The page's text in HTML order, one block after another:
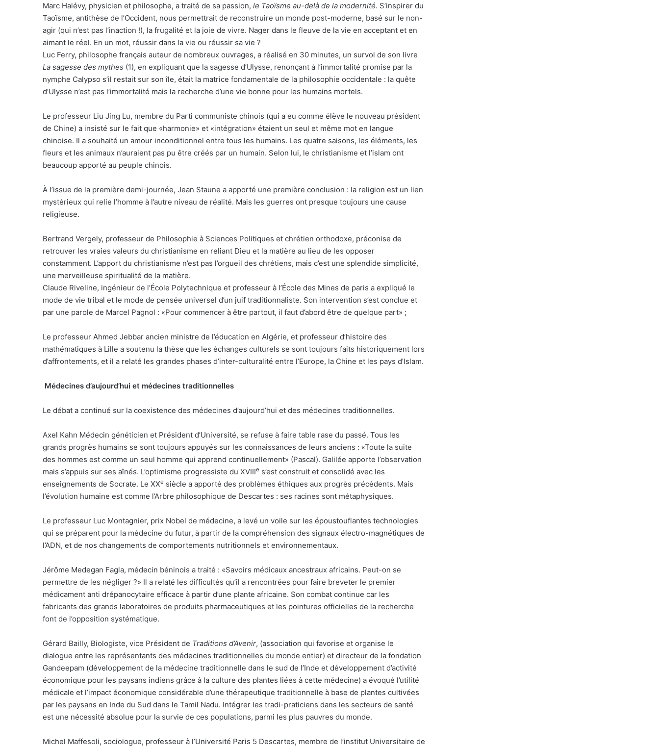
Marc Halévy, physicien et philosophe, a traité de sa passion, le Taoïsme au-delà de la modernité. S’inspirer du
Taoïsme, antithèse de l’Occident, nous permettrait de reconstruire un monde post-moderne, basé sur le non-
agir (qui n’est pas l’inaction !), la frugalité et la joie de vivre. Nager dans le fleuve de la vie en acceptant et en
aimant le réel. En un mot, réussir dans la vie ou réussir sa vie ?
Luc Ferry, philosophe français auteur de nombreux ouvrages, a réalisé en 30 minutes, un survol de son livre
La sagesse des mythes (1), en expliquant que la sagesse d’Ulysse, renonçant à l’immortalité promise par la
nymphe Calypso s’il restait sur son île, était la matrice fondamentale de la philosophie occidentale : la quête
d’Ulysse n’est pas l’immortalité mais la recherche d’une vie bonne pour les humains mortels.
Le professeur Liu Jing Lu, membre du Parti communiste chinois (qui a eu comme élève le nouveau président
de Chine) a insisté sur le fait que «harmonie» et «intégration» étaient un seul et même mot en langue
chinoise. Il a souhaité un amour inconditionnel entre tous les humains. Les quatre saisons, les éléments, les
fleurs et les animaux n’auraient pas pu être créés par un humain. Selon lui, le christianisme et l’islam ont
beaucoup apporté au peuple chinois.
À l’issue de la première demi-journée, Jean Staune a apporté une première conclusion : la religion est un lien
mystérieux qui relie l’homme à l’autre niveau de réalité. Mais les guerres ont presque toujours une cause
religieuse.
Bertrand Vergely, professeur de Philosophie à Sciences Politiques et chrétien orthodoxe, préconise de
retrouver les vraies valeurs du christianisme en reliant Dieu et la matière au lieu de les opposer
constamment. L’apport du christianisme n’est pas l’orgueil des chrétiens, mais c’est une splendide simplicité,
une merveilleuse spiritualité de la matière.
Claude Riveline, ingénieur de l’École Polytechnique et professeur à l’École des Mines de paris a expliqué le
mode de vie tribal et le mode de pensée universel d’un juif traditionnaliste. Son intervention s’est conclue et
par une parole de Marcel Pagnol : «Pour commencer à être partout, il faut d’abord être de quelque part» ;
Le professeur Ahmed Jebbar ancien ministre de l’éducation en Algérie, et professeur d’histoire des
mathématiques à Lille a soutenu la thèse que les échanges culturels se sont toujours faits historiquement lors
d’affrontements, et il a relaté les grandes phases d’inter-culturalité entre l’Europe, la Chine et les pays d’Islam.
Médecines d’aujourd’hui et médecines traditionnelles
Le débat a continué sur la coexistence des médecines d’aujourd’hui et des médecines traditionnelles.
Axel Kahn Médecin généticien et Président d’Université, se refuse à faire table rase du passé. Tous les
grands progrès humains se sont toujours appuyés sur les connaissances de leurs anciens : «Toute la suite
des hommes est comme un seul homme qui apprend continuellement» (Pascal). Galilée apporte l’observation
mais s’appuis sur ses aînés. L’optimisme progressiste du XVIIIe s’est construit et consolidé avec les
enseignements de Socrate. Le XXe siècle a apporté des problèmes éthiques aux progrès précédents. Mais
l’évolution humaine est comme l’Arbre philosophique de Descartes : ses racines sont métaphysiques.
Le professeur Luc Montagnier, prix Nobel de médecine, a levé un voile sur les époustouflantes technologies
qui se préparent pour la médecine du futur, à partir de la compréhension des signaux électro-magnétiques de
l’ADN, et de nos changements de comportements nutritionnels et environnementaux.
Jérôme Medegan Fagla, médecin béninois a traité : «Savoirs médicaux ancestraux africains. Peut-on se
permettre de les négliger ?» Il a relaté les difficultés qu’il a rencontrées pour faire breveter le premier
médicament anti drépanocytaire efficace à partir d’une plante africaine. Son combat continue car les
fabricants des grands laboratoires de produits pharmaceutiques et les pointures officielles de la recherche
font de l’opposition systématique.
Gérard Bailly, Biologiste, vice Président de Traditions d’Avenir, (association qui favorise et organise le
dialogue entre les représentants des médecines traditionnelles du monde entier) et directeur de la fondation
Gandeepam (développement de la médecine traditionnelle dans le sud de l’Inde et développement d’activité
économique pour les paysans indiens grâce à la culture des plantes liées à cette médecine) a évoqué l’utilité
médicale et l’impact économique considérable d’une thérapeutique traditionnelle à base de plantes cultivées
par les paysans en Inde du Sud dans le Tamil Nadu. Intégrer les tradi-praticiens dans les secteurs de santé
est une nécessité absolue pour la survie de ces populations, parmi les plus pauvres du monde.
Michel Maffesoli, sociologue, professeur à l’Université Paris 5 Descartes, membre de l’institut Universitaire de